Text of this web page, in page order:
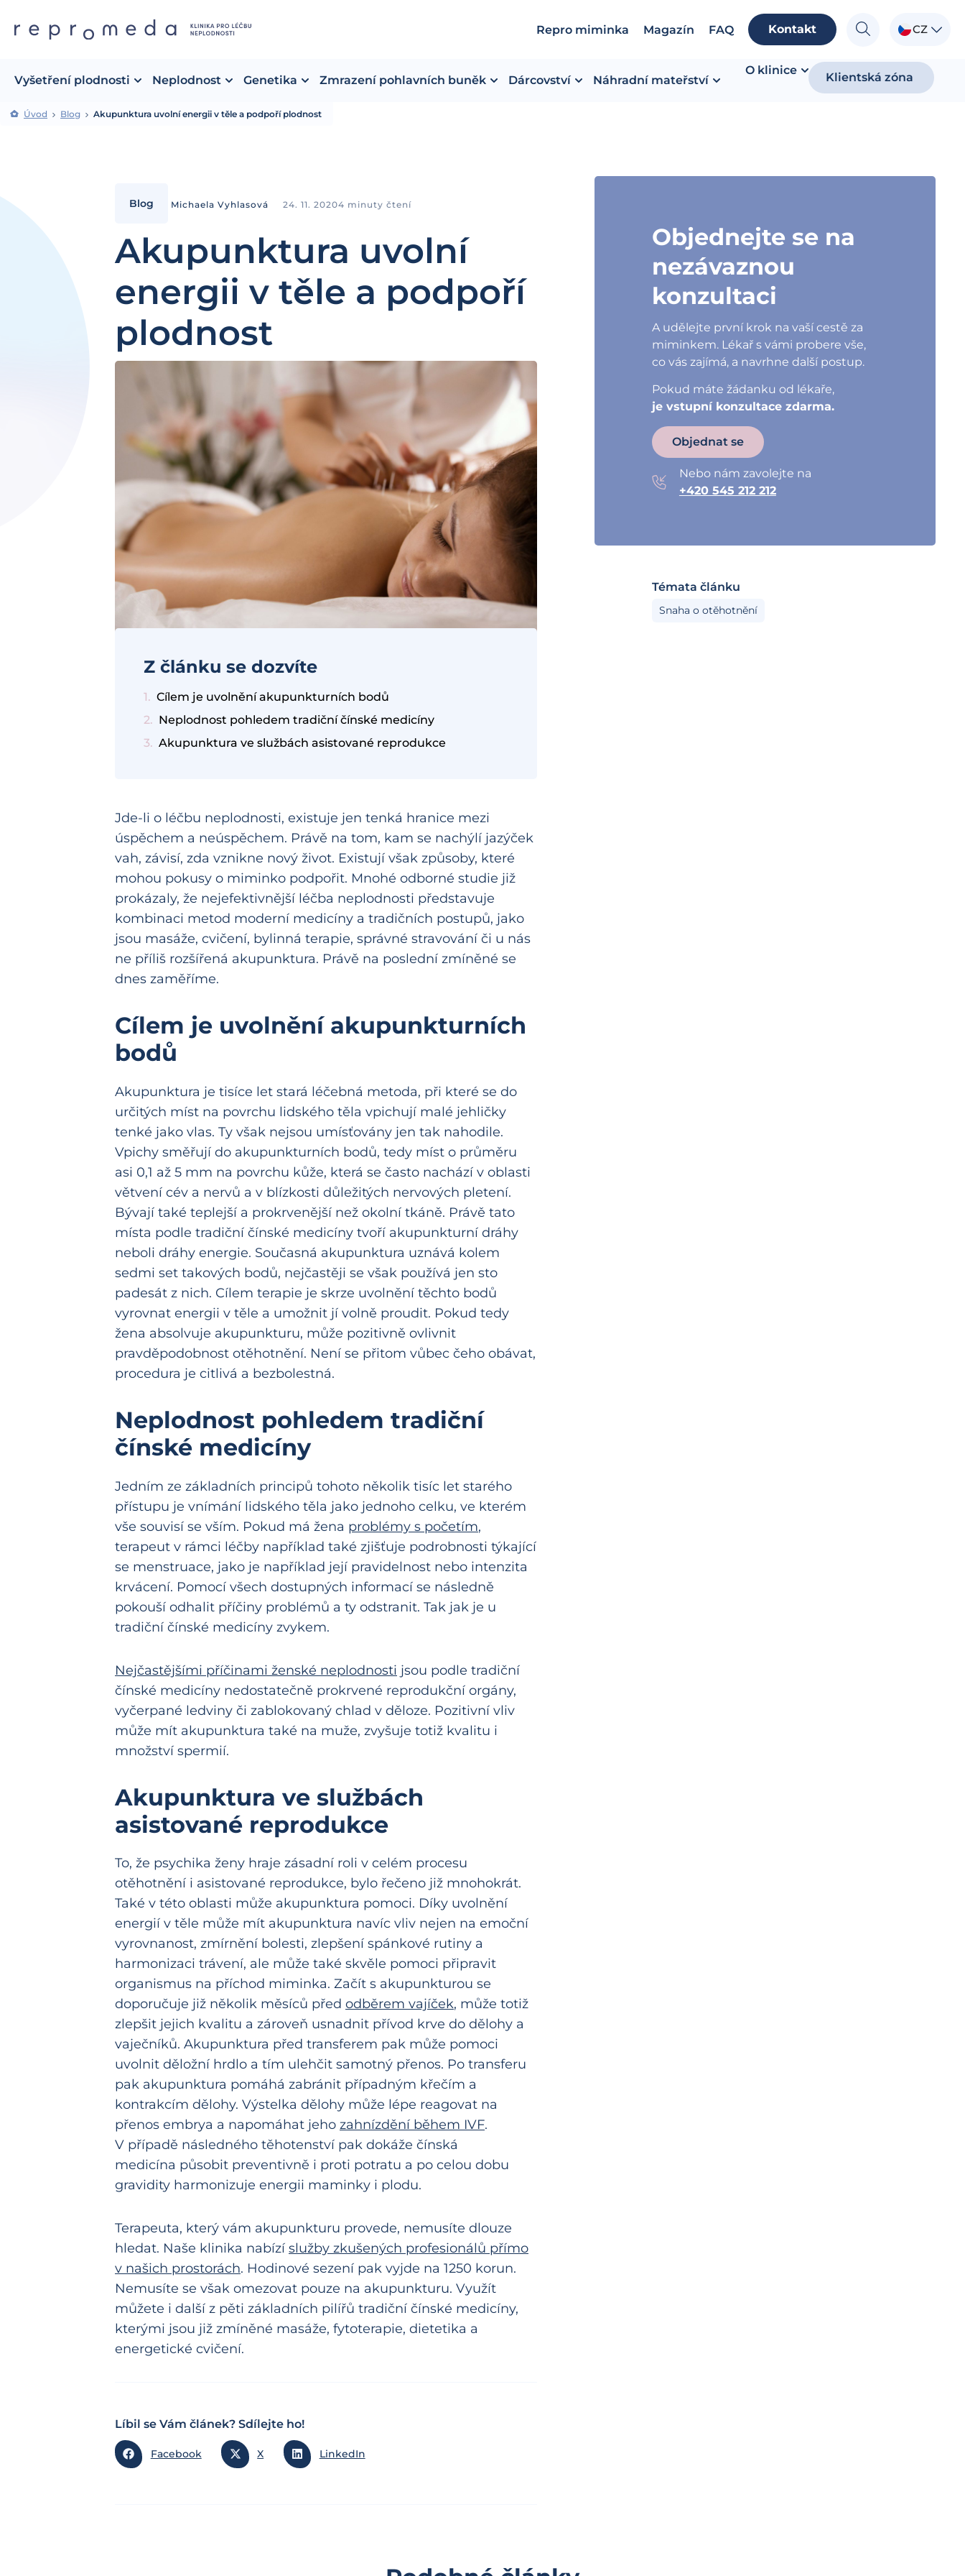
Repro miminka Magazín FAQ Kontakt CZ
Vyšetření plodnosti Neplodnost Genetika Zmrazení pohlavních buněk Dárcovství Náhradní mateřství
O klinice
Klientská zóna
Úvod Blog Akupunktura uvolní energii v těle a podpoří plodnost
Blog Michaela Vyhlasová 24. 11. 20204 minuty čtení
Akupunktura uvolní
energii v těle a podpoří
plodnost
Z článku se dozvíte
Cílem je uvolnění akupunkturních bodů
Neplodnost pohledem tradiční čínské medicíny
Akupunktura ve službách asistované reprodukce
Jde-li o léčbu neplodnosti, existuje jen tenká hranice mezi
úspěchem a neúspěchem. Právě na tom, kam se nachýlí jazýček
vah, závisí, zda vznikne nový život. Existují však způsoby, které
mohou pokusy o miminko podpořit. Mnohé odborné studie již
prokázaly, že nejefektivnější léčba neplodnosti představuje
kombinaci metod moderní medicíny a tradičních postupů, jako
jsou masáže, cvičení, bylinná terapie, správné stravování či u nás
ne příliš rozšířená akupunktura. Právě na poslední zmíněné se
dnes zaměříme.
Cílem je uvolnění akupunkturních
bodů
Akupunktura je tisíce let stará léčebná metoda, při které se do
určitých míst na povrchu lidského těla vpichují malé jehličky
tenké jako vlas. Ty však nejsou umísťovány jen tak nahodile.
Vpichy směřují do akupunkturních bodů, tedy míst o průměru
asi 0,1 až 5 mm na povrchu kůže, která se často nachází v oblasti
větvení cév a nervů a v blízkosti důležitých nervových pletení.
Bývají také teplejší a prokrvenější než okolní tkáně. Právě tato
místa podle tradiční čínské medicíny tvoří akupunkturní dráhy
neboli dráhy energie. Současná akupunktura uznává kolem
sedmi set takových bodů, nejčastěji se však používá jen sto
padesát z nich. Cílem terapie je skrze uvolnění těchto bodů
vyrovnat energii v těle a umožnit jí volně proudit. Pokud tedy
žena absolvuje akupunkturu, může pozitivně ovlivnit
pravděpodobnost otěhotnění. Není se přitom vůbec čeho obávat,
procedura je citlivá a bezbolestná.
Neplodnost pohledem tradiční
čínské medicíny
Jedním ze základních principů tohoto několik tisíc let starého
přístupu je vnímání lidského těla jako jednoho celku, ve kterém
vše souvisí se vším. Pokud má žena problémy s početím,
terapeut v rámci léčby například také zjišťuje podrobnosti týkající
se menstruace, jako je například její pravidelnost nebo intenzita
krvácení. Pomocí všech dostupných informací se následně
pokouší odhalit příčiny problémů a ty odstranit. Tak jak je u
tradiční čínské medicíny zvykem.
Nejčastějšími příčinami ženské neplodnosti jsou podle tradiční
čínské medicíny nedostatečně prokrvené reprodukční orgány,
vyčerpané ledviny či zablokovaný chlad v děloze. Pozitivní vliv
může mít akupunktura také na muže, zvyšuje totiž kvalitu i
množství spermií.
Akupunktura ve službách
asistované reprodukce
To, že psychika ženy hraje zásadní roli v celém procesu
otěhotnění i asistované reprodukce, bylo řečeno již mnohokrát.
Také v této oblasti může akupunktura pomoci. Díky uvolnění
energií v těle může mít akupunktura navíc vliv nejen na emoční
vyrovnanost, zmírnění bolesti, zlepšení spánkové rutiny a
harmonizaci trávení, ale může také skvěle pomoci připravit
organismus na příchod miminka. Začít s akupunkturou se
doporučuje již několik měsíců před odběrem vajíček, může totiž
zlepšit jejich kvalitu a zároveň usnadnit přívod krve do dělohy a
vaječníků. Akupunktura před transferem pak může pomoci
uvolnit děložní hrdlo a tím ulehčit samotný přenos. Po transferu
pak akupunktura pomáhá zabránit případným křečím a
kontrakcím dělohy. Výstelka dělohy může lépe reagovat na
přenos embrya a napomáhat jeho zahnízdění během IVF.
V případě následného těhotenství pak dokáže čínská
medicína působit preventivně i proti potratu a po celou dobu
gravidity harmonizuje energii maminky i plodu.
Terapeuta, který vám akupunkturu provede, nemusíte dlouze
hledat. Naše klinika nabízí služby zkušených profesionálů přímo
v našich prostorách. Hodinové sezení pak vyjde na 1250 korun.
Nemusíte se však omezovat pouze na akupunkturu. Využít
můžete i další z pěti základních pilířů tradiční čínské medicíny,
kterými jsou již zmíněné masáže, fytoterapie, dietetika a
energetické cvičení.
Líbil se Vám článek? Sdílejte ho!
Facebook X LinkedIn
Objednejte se na
nezávaznou
konzultaci
A udělejte první krok na vaší cestě za
miminkem. Lékař s vámi probere vše,
co vás zajímá, a navrhne další postup.
Pokud máte žádanku od lékaře,
je vstupní konzultace zdarma.
Objednat se
Nebo nám zavolejte na
+420 545 212 212
Témata článku
Snaha o otěhotnění